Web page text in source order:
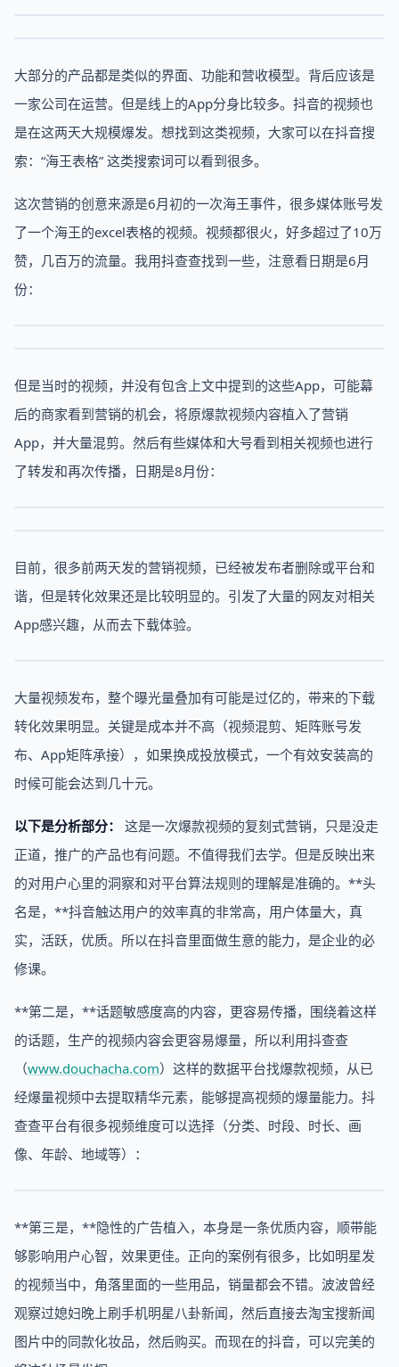
大部分的产品都是类似的界面、功能和营收模型。背后应该是
一家公司在运营。但是线上的App分身比较多。抖音的视频也
是在这两天大规模爆发。想找到这类视频，大家可以在抖音搜
索：“海王表格” 这类搜索词可以看到很多。
这次营销的创意来源是6月初的一次海王事件，很多媒体账号发
了一个海王的excel表格的视频。视频都很火，好多超过了10万
赞，几百万的流量。我用抖查查找到一些，注意看日期是6月
份：
但是当时的视频，并没有包含上文中提到的这些App，可能幕
后的商家看到营销的机会，将原爆款视频内容植入了营销
App，并大量混剪。然后有些媒体和大号看到相关视频也进行
了转发和再次传播，日期是8月份：
目前，很多前两天发的营销视频，已经被发布者删除或平台和
谐，但是转化效果还是比较明显的。引发了大量的网友对相关
App感兴趣，从而去下载体验。
大量视频发布，整个曝光量叠加有可能是过亿的，带来的下载
转化效果明显。关键是成本并不高（视频混剪、矩阵账号发
布、App矩阵承接），如果换成投放模式，一个有效安装高的
时候可能会达到几十元。
以下是分析部分：
这是一次爆款视频的复刻式营销，只是没走
正道，推广的产品也有问题。不值得我们去学。但是反映出来
的对用户心里的洞察和对平台算法规则的理解是准确的。**头
名是，**抖音触达用户的效率真的非常高，用户体量大，真
实，活跃，优质。所以在抖音里面做生意的能力，是企业的必
修课。
**第二是，**话题敏感度高的内容，更容易传播，围绕着这样
的话题，生产的视频内容会更容易爆量，所以利用抖查查
（www.douchacha.com）这样的数据平台找爆款视频，从已
经爆量视频中去提取精华元素，能够提高视频的爆量能力。抖
查查平台有很多视频维度可以选择（分类、时段、时长、画
像、年龄、地域等）：
**第三是，**隐性的广告植入，本身是一条优质内容，顺带能
够影响用户心智，效果更佳。正向的案例有很多，比如明星发
的视频当中，角落里面的一些用品，销量都会不错。波波曾经
观察过媳妇晚上刷手机明星八卦新闻，然后直接去淘宝搜新闻
图片中的同款化妆品，然后购买。而现在的抖音，可以完美的